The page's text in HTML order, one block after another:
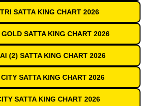
SATTA KING CHART 2026
SATTA KING CHART 2026
(2) SATTA KING CHART 2026
SATTA KING CHART 2026
SATTA KING CHART 2026